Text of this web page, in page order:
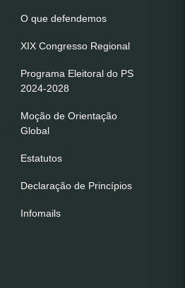
O que defendemos
XIX Congresso Regional
Programa Eleitoral do PS
2024-2028
Moção de Orientação
Global
Estatutos
Declaração de Princípios
Infomails